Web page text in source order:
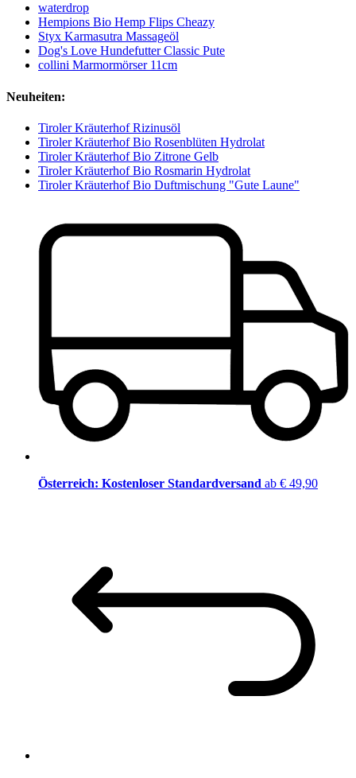
waterdrop
Hempions Bio Hemp Flips Cheazy
Styx Karmasutra Massageöl
Dog's Love Hundefutter Classic Pute
collini Marmormörser 11cm
Neuheiten:
Tiroler Kräuterhof Rizinusöl
Tiroler Kräuterhof Bio Rosenblüten Hydrolat
Tiroler Kräuterhof Bio Zitrone Gelb
Tiroler Kräuterhof Bio Rosmarin Hydrolat
Tiroler Kräuterhof Bio Duftmischung "Gute Laune"
Österreich: Kostenloser Standardversand ab € 49,90